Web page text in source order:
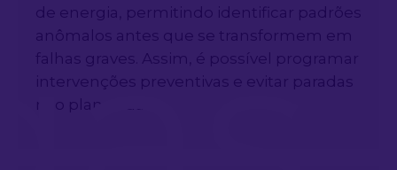
de energia, permitindo identificar padrões
anômalos antes que se transformem em
falhas graves. Assim, é possível programar
intervenções preventivas e evitar paradas
não planejadas.